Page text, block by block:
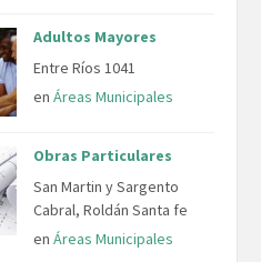
Adultos Mayores
Entre Ríos 1041
en Áreas Municipales
Obras Particulares
San Martin y Sargento
Cabral, Roldán Santa fe
en Áreas Municipales